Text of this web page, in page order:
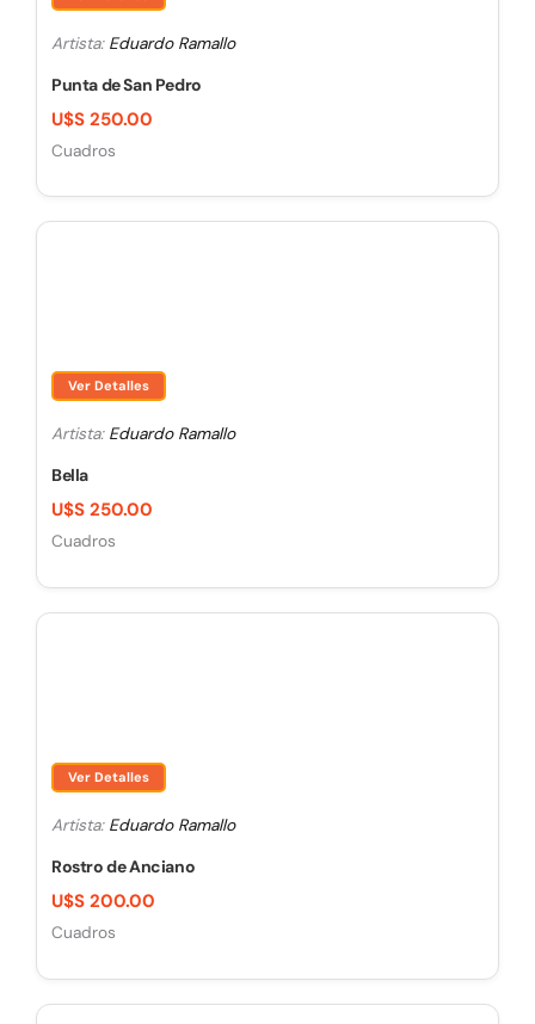
Artista: Eduardo Ramallo
Punta de San Pedro
U$S 250.00
Cuadros
Ver Detalles
Artista: Eduardo Ramallo
Bella
U$S 250.00
Cuadros
Ver Detalles
Artista: Eduardo Ramallo
Rostro de Anciano
U$S 200.00
Cuadros